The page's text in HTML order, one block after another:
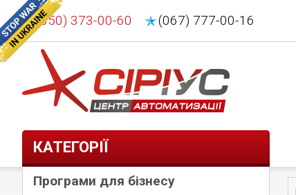
(050) 373-00-60 (067) 777-00-16
КАТЕГОРІЇ
Програми для бізнесу